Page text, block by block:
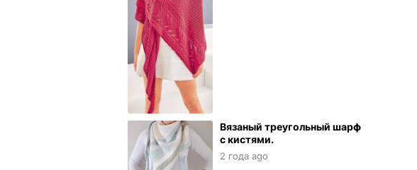
Вязаный треугольный шарф
с кистями.
2 года ago